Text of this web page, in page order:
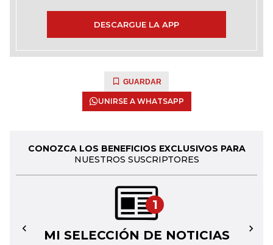
DESCARGUE LA APP
GUARDAR
UNIRSE A WHATSAPP
CONOZCA LOS BENEFICIOS EXCLUSIVOS PARA
NUESTROS SUSCRIPTORES
1
MI SELECCIÓN DE NOTICIAS
← →